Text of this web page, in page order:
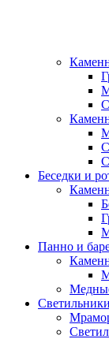
Беседки и
Панно и